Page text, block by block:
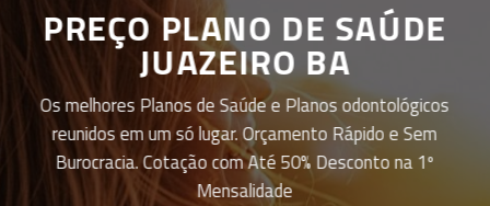
PREÇO PLANO DE SAÚDE
JUAZEIRO BA
Os melhores Planos de Saúde e Planos odontológicos
reunidos em um só lugar. Orçamento Rápido e Sem
Burocracia. Cotação com Até 50% Desconto na 1º
Mensalidade